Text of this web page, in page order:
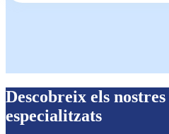
Descobreix els nostres
especialitzats